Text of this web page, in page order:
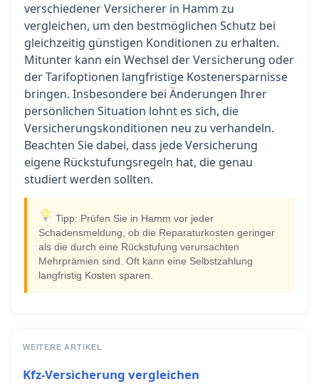
verschiedener Versicherer in Hamm zu
vergleichen, um den bestmöglichen Schutz bei
gleichzeitig günstigen Konditionen zu erhalten.
Mitunter kann ein Wechsel der Versicherung oder
der Tarifoptionen langfristige Kostenersparnisse
bringen. Insbesondere bei Änderungen Ihrer
persönlichen Situation lohnt es sich, die
Versicherungskonditionen neu zu verhandeln.
Beachten Sie dabei, dass jede Versicherung
eigene Rückstufungsregeln hat, die genau
studiert werden sollten.
Tipp: Prüfen Sie in Hamm vor jeder
Schadensmeldung, ob die Reparaturkosten geringer
als die durch eine Rückstufung verursachten
Mehrprämien sind. Oft kann eine Selbstzahlung
langfristig Kosten sparen.
WEITERE ARTIKEL
Kfz-Versicherung vergleichen